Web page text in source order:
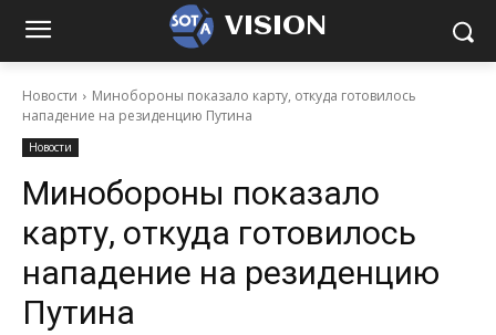
VISION
Новости
Минобороны показало карту, откуда готовилось
нападение на резиденцию Путина
Новости
Минобороны показало
карту, откуда готовилось
нападение на резиденцию
Путина